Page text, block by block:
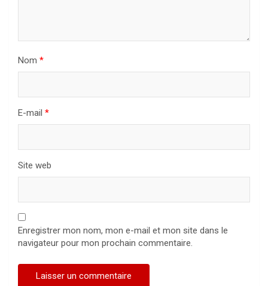
Nom *
E-mail *
Site web
Enregistrer mon nom, mon e-mail et mon site dans le
navigateur pour mon prochain commentaire.